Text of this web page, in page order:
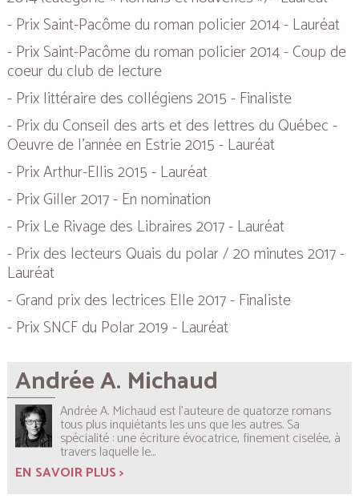
- Prix Saint-Pacôme du roman policier 2014 - Lauréat
- Prix Saint-Pacôme du roman policier 2014 - Coup de
coeur duclub de lecture
- Prix littéraire des collégiens 2015 - Finaliste
- Prix du Conseil des arts et des lettres du Québec -
Oeuvre de l’année en Estrie 2015 - Lauréat
- Prix Arthur-Ellis 2015 - Lauréat
- Prix Giller 2017 - En nomination
- Prix Le Rivage des Libraires 2017 - Lauréat
- Prix des lecteurs Quais du polar / 20 minutes 2017 -
Lauréat
- Grand prix des lectrices Elle 2017 - Finaliste
- Prix SNCF du Polar 2019 - Lauréat
Andrée A. Michaud
Andrée A. Michaud est l’auteure de quatorze romans
tous plus inquiétants les uns que les autres. Sa
spécialité : une écriture évocatrice, finement ciselée, à
travers laquelle le...
EN SAVOIR PLUS >